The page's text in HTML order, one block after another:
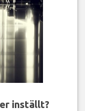
inställt?